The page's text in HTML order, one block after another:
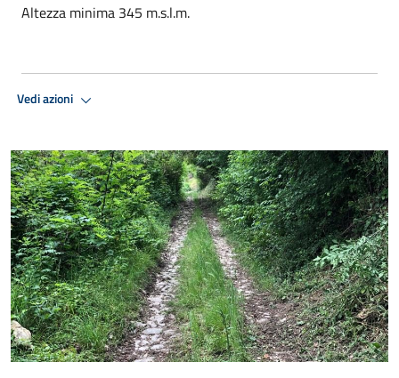
Altezza minima 345 m.s.l.m.
Vedi azioni